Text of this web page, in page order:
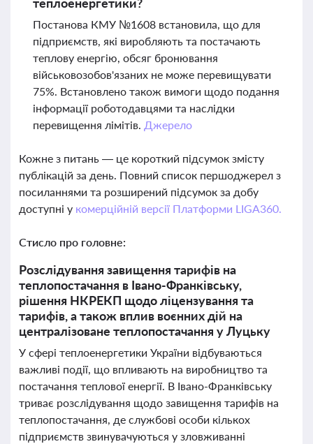
Постанова КМУ №1608 встановила, що для
підприємств, які виробляють та постачають
теплову енергію, обсяг бронювання
військовозобов'язаних не може перевищувати
75%. Встановлено також вимоги щодо подання
інформації роботодавцями та наслідки
перевищення лімітів. Джерело
Кожне з питань — це короткий підсумок змісту
публікацій за день. Повний список першоджерел з
посиланнями та розширений підсумок за добу
доступні у комерційній версії Платформи LIGA360.
Стисло про головне:
Розслідування завищення тарифів на
теплопостачання в Івано-Франківську,
рішення НКРЕКП щодо ліцензування та
тарифів, а також вплив воєнних дій на
централізоване теплопостачання у Луцьку
У сфері теплоенергетики України відбуваються
важливі події, що впливають на виробництво та
постачання теплової енергії. В Івано-Франківську
триває розслідування щодо завищення тарифів на
теплопостачання, де службові особи кількох
підприємств звинувачуються у зловживанні